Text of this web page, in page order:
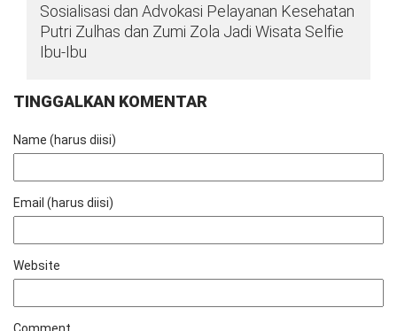
Sosialisasi dan Advokasi Pelayanan Kesehatan
Putri Zulhas dan Zumi Zola Jadi Wisata Selfie
Ibu-Ibu
TINGGALKAN KOMENTAR
Name (harus diisi)
Email (harus diisi)
Website
Comment